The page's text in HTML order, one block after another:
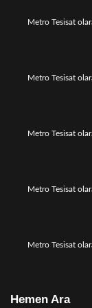
Metro Tesisat
Metro Tesisat
Metro Tesisat
Metro Tesisat
Metro Tesisat
Hemen Ara